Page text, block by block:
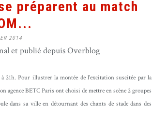
préparent au match
2014
et publié depuis Overblog
Pour illustrer la montée de l'excitation suscitée par la
agence BETC Paris ont choisi de mettre en scène 2 groupes
dans sa ville en détournant des chants de stade dans des